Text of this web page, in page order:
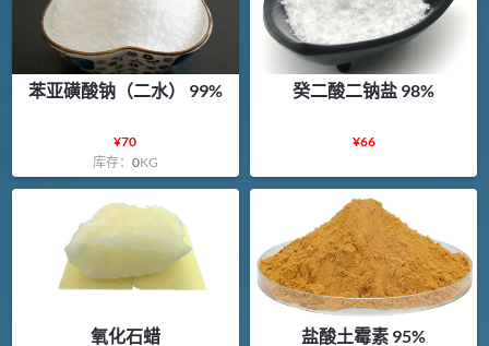
苯亚磺酸钠（二水） 99%
¥70
库存： 0KG
癸二酸二钠盐 98%
¥66
氧化石蜡 盐酸土霉素 95%